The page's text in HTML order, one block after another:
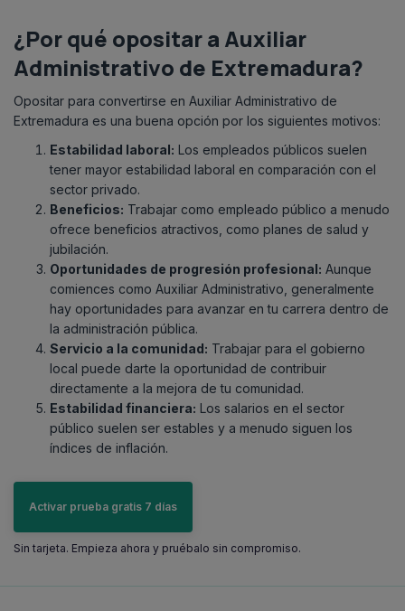
¿Por qué opositar a Auxiliar
Administrativo de Extremadura?
Opositar para convertirse en Auxiliar Administrativo de
Extremadura es una buena opción por los siguientes motivos:
Estabilidad laboral: Los empleados públicos suelen
tener mayor estabilidad laboral en comparación con el
sector privado.
Beneficios: Trabajar como empleado público a menudo
ofrece beneficios atractivos, como planes de salud y
jubilación.
Oportunidades de progresión profesional: Aunque
comiences como Auxiliar Administrativo, generalmente
hay oportunidades para avanzar en tu carrera dentro de
la administración pública.
Servicio a la comunidad: Trabajar para el gobierno
local puede darte la oportunidad de contribuir
directamente a la mejora de tu comunidad.
Estabilidad financiera: Los salarios en el sector
público suelen ser estables y a menudo siguen los
índices de inflación.
Activar prueba gratis 7 días
Sin tarjeta. Empieza ahora y pruébalo sin compromiso.